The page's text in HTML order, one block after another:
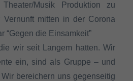
Musik Produktion zu
mitten in der Corona
“Gegen die Einsamkeit”
wir seit Langem hatten. Wir
ein, sind als Gruppe – und
bereichern uns gegenseitig